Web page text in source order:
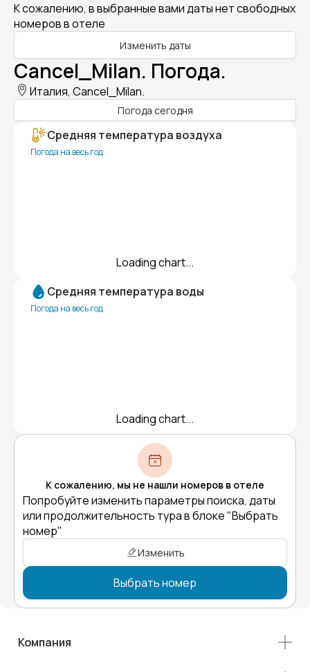
К сожалению, в выбранные вами даты нет свободных
номеров в отеле
Изменить даты
Cancel_Milan. Погода.
Италия, Cancel_Milan.
Погода сегодня
Средняя температура воздуха
Погода на весь год
Loading chart...
Средняя температура воды
Погода на весь год
Loading chart...
К сожалению, мы не нашли номеров в отеле
Попробуйте изменить параметры поиска, даты
или продолжительность тура в блоке "Выбрать
номер"
Изменить
Выбрать номер
Компания